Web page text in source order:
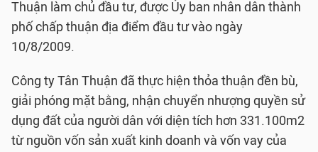
Thuận làm chủ đầu tư, được Ủy ban nhân dân thành
phố chấp thuận địa điểm đầu tư vào ngày
10/8/2009.
Công ty Tân Thuận đã thực hiện thỏa thuận đền bù,
giải phóng mặt bằng, nhận chuyển nhượng quyền sử
dụng đất của người dân với diện tích hơn 331.100m2
từ nguồn vốn sản xuất kinh doanh và vốn vay của